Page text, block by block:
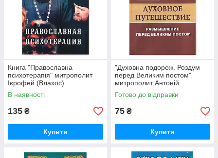
Книга "Православна
психотерапія" митрополит
Ієрофей (Влахос)
В наявності
135 ₴
Купити
"Духовна подорож. Роздум
перед Великим постом"
митрополит Антоній
Сурозький (Блум)
Готово до відправки
75 ₴
Купити